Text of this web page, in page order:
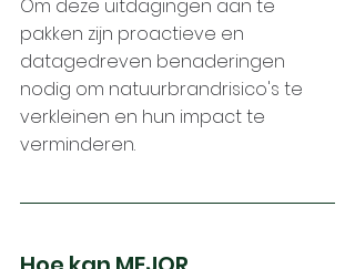
Om deze uitdagingen aan te
pakken zijn proactieve en
datagedreven benaderingen
nodig om natuurbrandrisico's te
verkleinen en hun impact te
verminderen.